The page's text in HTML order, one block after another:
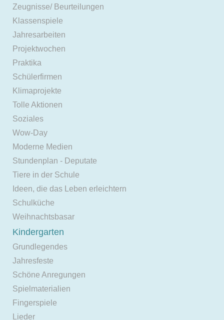
Zeugnisse/ Beurteilungen
Klassenspiele
Jahresarbeiten
Projektwochen
Praktika
Schülerfirmen
Klimaprojekte
Tolle Aktionen
Soziales
Wow-Day
Moderne Medien
Stundenplan - Deputate
Tiere in der Schule
Ideen, die das Leben erleichtern
Schulküche
Weihnachtsbasar
Kindergarten
Grundlegendes
Jahresfeste
Schöne Anregungen
Spielmaterialien
Fingerspiele
Lieder